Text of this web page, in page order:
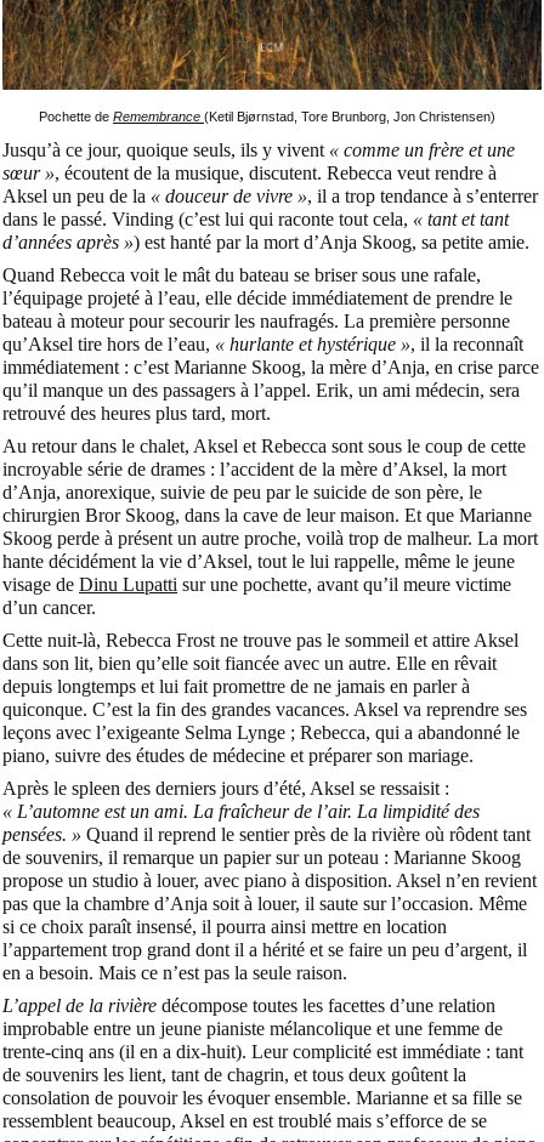
Pochette de Remembrance (Ketil Bjørnstad, Tore Brunborg, Jon Christensen)
Jusqu’à ce jour, quoique seuls, ils y vivent « comme un frère et une
sœur », écoutent de la musique, discutent. Rebecca veut rendre à
Aksel un peu de la « douceur de vivre », il a trop tendance à s’enterrer
dans le passé. Vinding (c’est lui qui raconte tout cela, « tant et tant
d’années après ») est hanté par la mort d’Anja Skoog, sa petite amie.
Quand Rebecca voit le mât du bateau se briser sous une rafale,
l’équipage projeté à l’eau, elle décide immédiatement de prendre le
bateau à moteur pour secourir les naufragés. La première personne
qu’Aksel tire hors de l’eau, « hurlante et hystérique », il la reconnaît
immédiatement : c’est Marianne Skoog, la mère d’Anja, en crise parce
qu’il manque un des passagers à l’appel. Erik, un ami médecin, sera
retrouvé des heures plus tard, mort.
Au retour dans le chalet, Aksel et Rebecca sont sous le coup de cette
incroyable série de drames : l’accident de la mère d’Aksel, la mort
d’Anja, anorexique, suivie de peu par le suicide de son père, le
chirurgien Bror Skoog, dans la cave de leur maison. Et que Marianne
Skoog perde à présent un autre proche, voilà trop de malheur. La mort
hante décidément la vie d’Aksel, tout le lui rappelle, même le jeune
visage de Dinu Lupatti sur une pochette, avant qu’il meure victime
d’un cancer.
Cette nuit-là, Rebecca Frost ne trouve pas le sommeil et attire Aksel
dans son lit, bien qu’elle soit fiancée avec un autre. Elle en rêvait
depuis longtemps et lui fait promettre de ne jamais en parler à
quiconque. C’est la fin des grandes vacances. Aksel va reprendre ses
leçons avec l’exigeante Selma Lynge ; Rebecca, qui a abandonné le
piano, suivre des études de médecine et préparer son mariage.
Après le spleen des derniers jours d’été, Aksel se ressaisit :
« L’automne est un ami. La fraîcheur de l’air. La limpidité des
pensées. » Quand il reprend le sentier près de la rivière où rôdent tant
de souvenirs, il remarque un papier sur un poteau : Marianne Skoog
propose un studio à louer, avec piano à disposition. Aksel n’en revient
pas que la chambre d’Anja soit à louer, il saute sur l’occasion. Même
si ce choix paraît insensé, il pourra ainsi mettre en location
l’appartement trop grand dont il a hérité et se faire un peu d’argent, il
en a besoin. Mais ce n’est pas la seule raison.
L’appel de la rivière décompose toutes les facettes d’une relation
improbable entre un jeune pianiste mélancolique et une femme de
trente-cinq ans (il en a dix-huit). Leur complicité est immédiate : tant
de souvenirs les lient, tant de chagrin, et tous deux goûtent la
consolation de pouvoir les évoquer ensemble. Marianne et sa fille se
ressemblent beaucoup, Aksel en est troublé mais s’efforce de se